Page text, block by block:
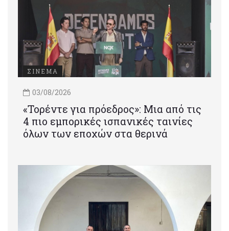
ΣΙΝΕΜΑ
03/08/2026
«Τορέντε για πρόεδρος»: Mια από τις
4 πιο εμπορικές ισπανικές ταινίες
όλων των εποχών στα θερινά